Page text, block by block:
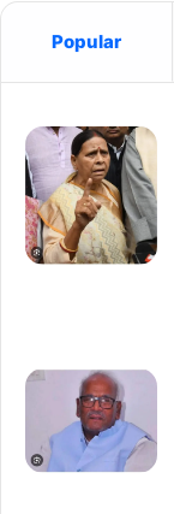
Popular